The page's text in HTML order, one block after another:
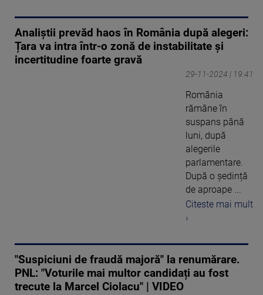
Analiștii prevăd haos în România după alegeri:
Țara va intra într-o zonă de instabilitate și
incertitudine foarte gravă
29-11-2024 | 19:41
România
rămâne în
suspans până
luni, după
alegerile
parlamentare.
După o ședință
de aproape ...
Citeste mai mult
›
"Suspiciuni de fraudă majoră" la renumărare.
PNL: "Voturile mai multor candidați au fost
trecute la Marcel Ciolacu" | VIDEO